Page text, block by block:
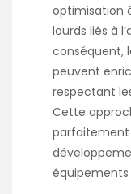
optimisation
lourds liés à
conséquent,
peuvent
respectant
Cette
parfaitement
équipements